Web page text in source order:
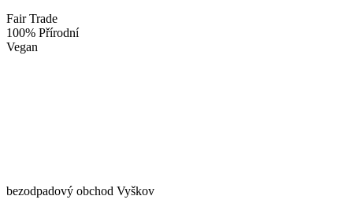
Fair Trade
100% Přírodní
Vegan
bezodpadový obchod Vyškov